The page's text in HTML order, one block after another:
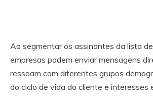
Ao segmentar os assinantes da lista
empresas podem enviar mensagens
ressoam com diferentes grupos
do ciclo de vida do cliente e interesses